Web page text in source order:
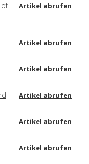
of
Artikel abrufen
Artikel abrufen
Artikel abrufen
Artikel abrufen
Artikel abrufen
Artikel abrufen